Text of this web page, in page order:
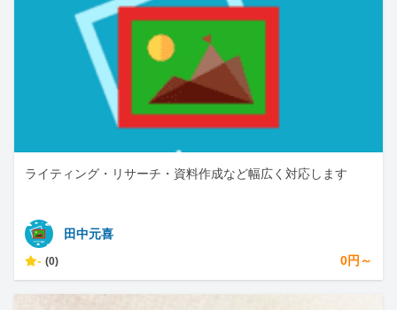
ライティング・リサーチ・資料作成など幅広く対応します
田中元喜
- (0) 0円～